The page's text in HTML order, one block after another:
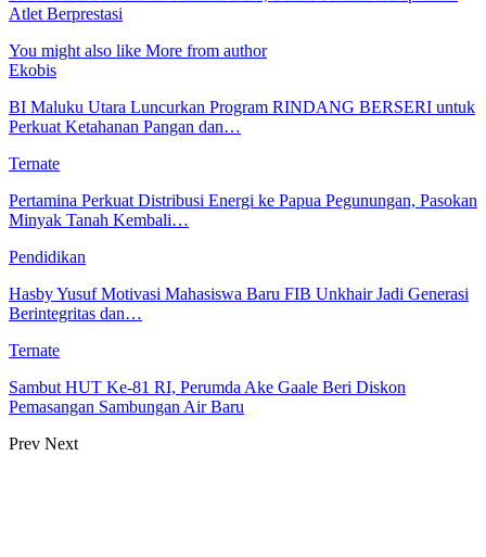
Atlet Berprestasi
You might also like More from author
Ekobis
BI Maluku Utara Luncurkan Program RINDANG BERSERI untuk
Perkuat Ketahanan Pangan dan…
Ternate
Pertamina Perkuat Distribusi Energi ke Papua Pegunungan, Pasokan
Minyak Tanah Kembali…
Pendidikan
Hasby Yusuf Motivasi Mahasiswa Baru FIB Unkhair Jadi Generasi
Berintegritas dan…
Ternate
Sambut HUT Ke-81 RI, Perumda Ake Gaale Beri Diskon
Pemasangan Sambungan Air Baru
Prev Next